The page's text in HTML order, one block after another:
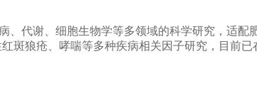
、代谢、细胞生物学等多领域的科学研究，适配
斑狼疮、哮喘等多种疾病相关因子研究，目前已